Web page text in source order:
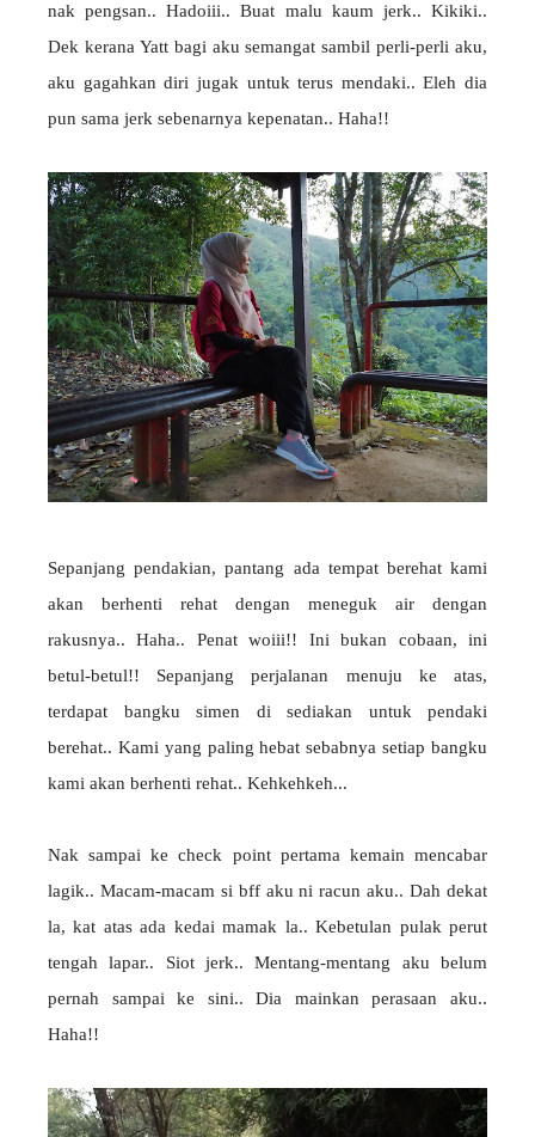
nak pengsan.. Hadoiii.. Buat malu kaum jerk.. Kikiki..
Dek kerana Yatt bagi aku semangat sambil perli-perli aku,
aku gagahkan diri jugak untuk terus mendaki.. Eleh dia
pun sama jerk sebenarnya kepenatan.. Haha!!
Sepanjang pendakian, pantang ada tempat berehat kami
akan berhenti rehat dengan meneguk air dengan
rakusnya.. Haha.. Penat woiii!! Ini bukan cobaan, ini
betul-betul!! Sepanjang perjalanan menuju ke atas,
terdapat bangku simen di sediakan untuk pendaki
berehat.. Kami yang paling hebat sebabnya setiap bangku
kami akan berhenti rehat.. Kehkehkeh...
Nak sampai ke check point pertama kemain mencabar
lagik.. Macam-macam si bff aku ni racun aku.. Dah dekat
la, kat atas ada kedai mamak la.. Kebetulan pulak perut
tengah lapar.. Siot jerk.. Mentang-mentang aku belum
pernah sampai ke sini.. Dia mainkan perasaan aku..
Haha!!